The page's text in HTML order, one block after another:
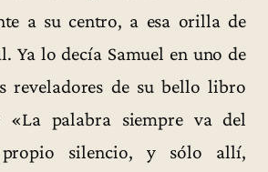
a su centro, a esa orilla de
Ya lo decía Samuel en uno de
reveladores de su bello libro
«La palabra siempre va del
silencio, y sólo allí,